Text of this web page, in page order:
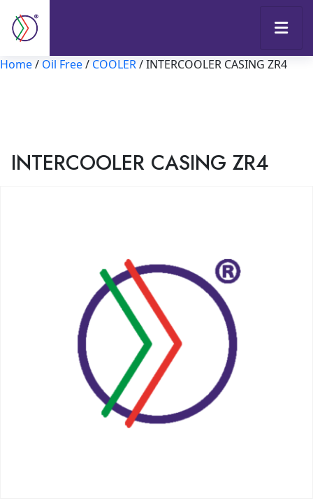
Home/ Oil Free/ COOLER/ INTERCOOLER CASING ZR4
INTERCOOLER CASING ZR4